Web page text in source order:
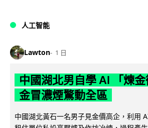
人工智能
Lawton 1 日
中國湖北男自學 AI 「煉
金冒濃煙驚動全區
中國湖北黃石一名男子見金價高企，利用